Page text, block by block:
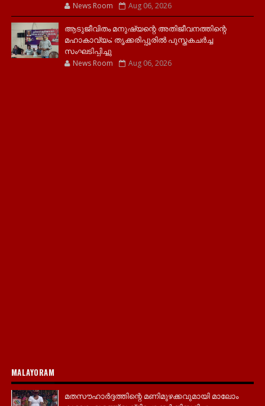
News Room Aug 06, 2026
ആടുജീവിതം മനുഷ്യന്റെ അതിജീവനത്തിന്റെ
മഹാകാവ്യം; തൃക്കരിപ്പൂരിൽ പുസ്തകചർച്ച
സംഘടിപ്പിച്ചു
News Room Aug 06, 2026
MALAYORAM
മതസൗഹാർദ്ദത്തിന്റെ മണിമുഴക്കവുമായി മാലോം